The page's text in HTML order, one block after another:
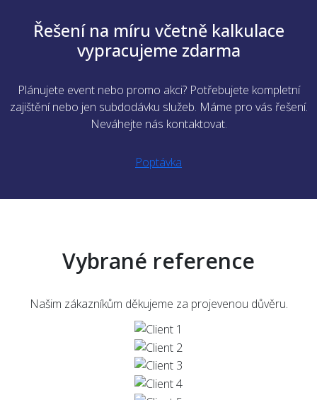
Řešení na míru včetně kalkulace
vypracujeme zdarma
Plánujete event nebo promo akci? Potřebujete kompletní
zajištění nebo jen subdodávku služeb. Máme pro vás řešení.
Neváhejte nás kontaktovat.
Poptávka
Vybrané reference
Našim zákazníkům děkujeme za projevenou důvěru.